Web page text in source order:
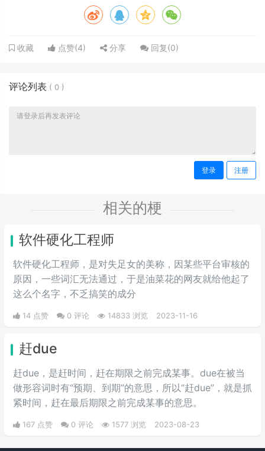
收藏 点赞(4) 分享 回复(0)
评论列表 ( 0 )
登录 注册
相关的梗
软件硬化工程师
软件硬化工程师，是对失足女的美称，因某些平台审核的
原因，一些词汇无法通过，于是油菜花的网友就给他起了
这么个名字，不乏搞笑的成分
14 点赞 0 评论 14833 浏览 2023-11-16
赶due
赶due，是赶时间，赶在期限之前完成某事。due在被当
做形容词时有“预期、到期”的意思，所以“赶due”，就是抓
紧时间，赶在最后期限之前完成某事的意思。
167 点赞 0 评论 1577 浏览 2023-08-23